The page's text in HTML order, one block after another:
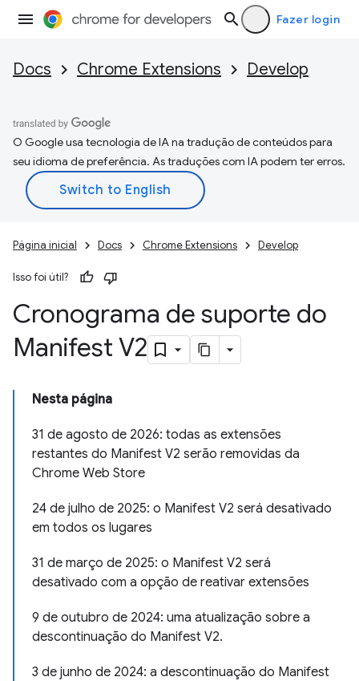
Fazer login
Docs Chrome Extensions Develop
O Google usa tecnologia de IA na tradução de conteúdos para
seu idioma de preferência. As traduções com IA podem ter erros.
Página inicial Docs Chrome Extensions Develop
Isso foi útil?
Cronograma de suporte do
Manifest V2
Nesta página
31 de agosto de 2026: todas as extensões
restantes do Manifest V2 serão removidas da
Chrome Web Store
24 de julho de 2025: o Manifest V2 será desativado
em todos os lugares
31 de março de 2025: o Manifest V2 será
desativado com a opção de reativar extensões
9 de outubro de 2024: uma atualização sobre a
descontinuação do Manifest V2.
3 de junho de 2024: a descontinuação do Manifest